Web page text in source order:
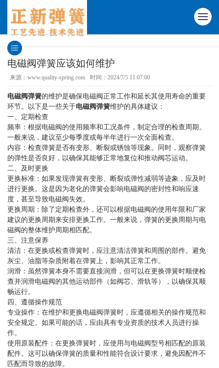
电磁阀弹簧应该如何维护
来源：www.quality-spring.com 时间：2024/7/5 11:07:00
电磁阀弹簧的维护是确保电磁阀正常工作和延长其使用寿命的重要
环节。以下是一些关于电磁阀弹簧维护的具体建议：
一、定期检查
频率：根据电磁阀的使用频率和工况条件，制定合理的检查周期。
一般来说，建议至少每季度或每半年进行一次全面检查。
内容：检查弹簧是否有变形、断裂或锈蚀等现象。同时，观察弹簧
的弹性是否良好，以确保其能够正常地复位和推动阀芯运动。
二、及时更换
更换标准：如果发现弹簧有变形、断裂或弹性减弱等迹象，应及时
进行更换。这是因为老化的弹簧会影响电磁阀的密封性和响应速
度，甚至导致电磁阀失效。
更换周期：除了定期检查外，还可以根据电磁阀的使用年限和厂家
建议的更换周期来安排更换工作。一般来说，弹簧的更换周期与电
磁阀的整体维护周期相匹配。
三、注意保养
清洁：在更换或检查弹簧时，应注意清洁弹簧和周围的部件。避免
灰尘、油脂等杂质附着在弹簧上，影响其正常工作。
润滑：虽然弹簧本身不需要直接润滑，但可以在更换弹簧时顺便检
查并润滑电磁阀的其他运动部件（如阀芯、滑轨等），以确保其顺
畅运行。
四、遵循操作规范
专业操作：在维护和更换电磁阀弹簧时，应遵循相关的操作规范和
安全规定。如果可能的话，应由具有专业资质的技术人员进行操
作。
使用原装配件：在更换弹簧时，应使用与电磁阀型号相匹配的原装
配件。这可以确保弹簧的质量和性能符合设计要求，避免因配件不
匹配而导致的故障。